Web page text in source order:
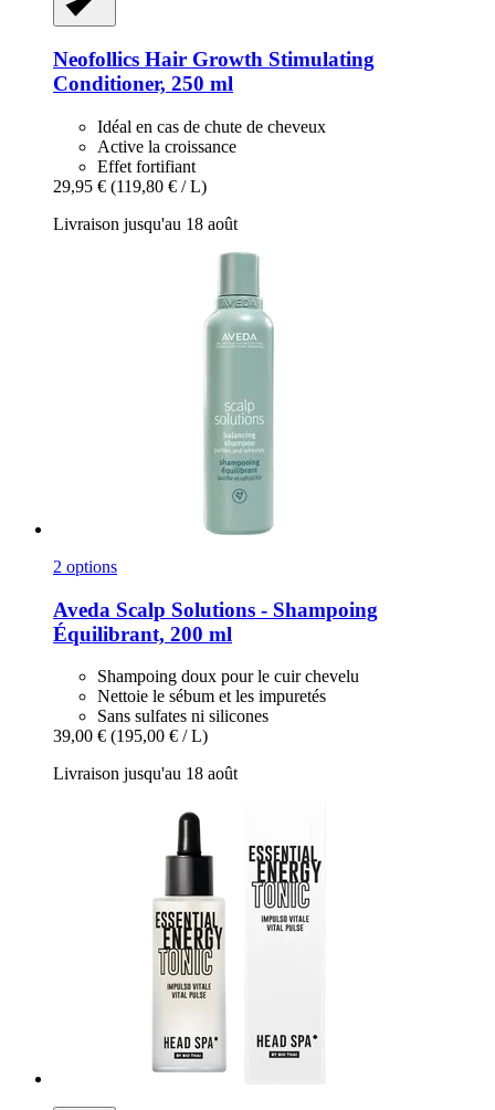
Neofollics Hair Growth Stimulating
Conditioner, 250 ml
Idéal en cas de chute de cheveux
Active la croissance
Effet fortifiant
29,95 € (119,80 € / L)
Livraison jusqu'au 18 août
2 options
Aveda Scalp Solutions -​ Shampoing
Équilibrant, 200 ml
Shampoing doux pour le cuir chevelu
Nettoie le sébum et les impuretés
Sans sulfates ni silicones
39,00 € (195,00 € / L)
Livraison jusqu'au 18 août